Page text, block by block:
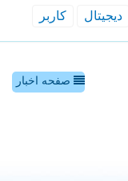
دیجیتال كاربر
صفحه اخبار